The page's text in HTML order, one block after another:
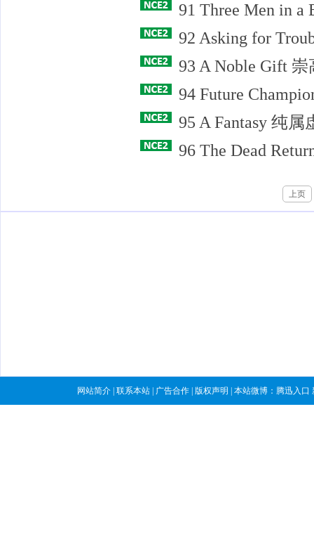
91 Three Men in a
92 Asking for
93 A Noble Gift
94 Future
95 A Fantasy 纯属
96 The Dead
上页
网站简介 联系本站 广告合作 版权声明 | 本站微博： 腾迅入口